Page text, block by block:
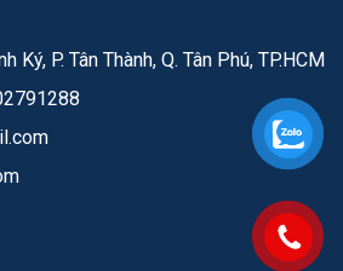
Ký, P. Tân Thành, Q. Tân Phú, TP.HCM